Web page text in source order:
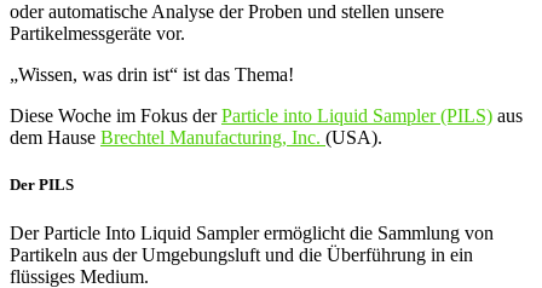
oder automatische Analyse der Proben und stellen unsere
Partikelmessgeräte vor.
„Wissen, was drin ist“ ist das Thema!
Diese Woche im Fokus derParticle into Liquid Sampler (PILS) aus
dem Hause Brechtel Manufacturing, Inc. (USA).
Der PILS
Der Particle Into Liquid Sampler ermöglicht die Sammlung von
Partikeln aus der Umgebungsluft und die Überführung in ein
flüssiges Medium.